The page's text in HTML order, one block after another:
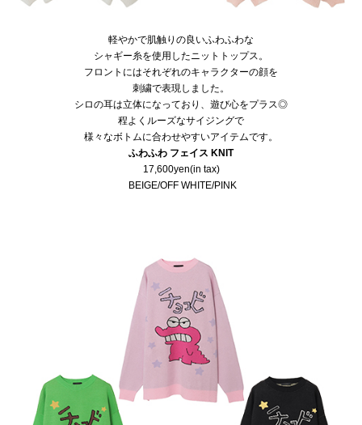
軽やかで肌触りの良いふわふわな
シャギー糸を使用したニットトップス。
フロントにはそれぞれのキャラクターの顔を
刺繍で表現しました。
シロの耳は立体になっており、遊び心をプラス◎
程よくルーズなサイジングで
様々なボトムに合わせやすいアイテムです。
ふわふわ フェイス KNIT
17,600yen(in tax)
BEIGE/OFF WHITE/PINK